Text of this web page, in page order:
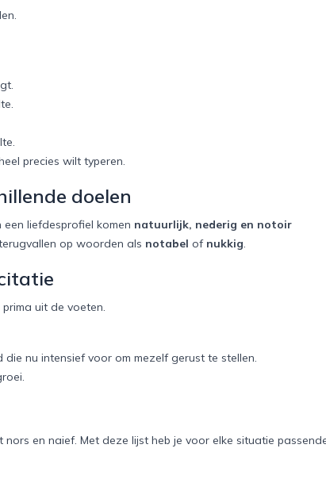
precies wilt typeren.
doelen
een liefdesprofiel komen natuurlijk, nederig en notoir
op woorden als notabel of nukkig.
uit de voeten.
nu intensief voor om mezelf gerust te stellen.
en naief. Met deze lijst heb je voor elke situatie